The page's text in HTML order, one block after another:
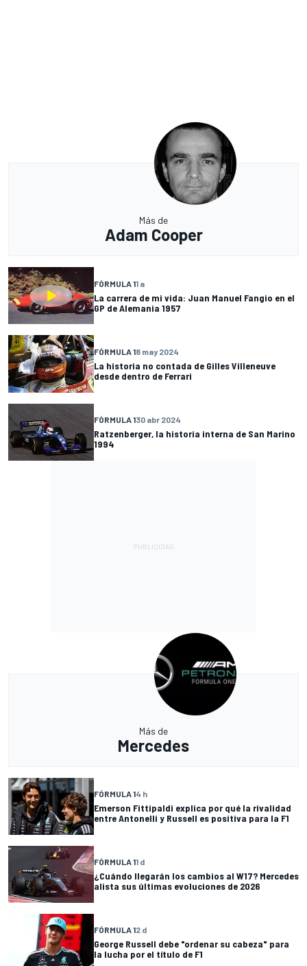
Más de
Adam Cooper
FÓRMULA 11 a
La carrera de mi vida: Juan Manuel Fangio en el
GP de Alemania 1957
FÓRMULA 18 may 2024
La historia no contada de Gilles Villeneuve
desde dentro de Ferrari
FÓRMULA 130 abr 2024
Ratzenberger, la historia interna de San Marino
1994
Más de
Mercedes
FÓRMULA 14 h
Emerson Fittipaldi explica por qué la rivalidad
entre Antonelli y Russell es positiva para la F1
FÓRMULA 11 d
¿Cuándo llegarán los cambios al W17? Mercedes
alista sus últimas evoluciones de 2026
FÓRMULA 12 d
George Russell debe "ordenar su cabeza" para
la lucha por el título de F1